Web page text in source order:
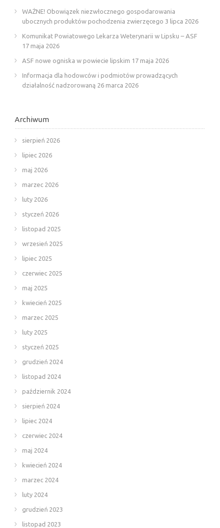
WAŻNE! Obowiązek niezwłocznego gospodarowania
ubocznych produktów pochodzenia zwierzęcego 3 lipca 2026
Komunikat Powiatowego Lekarza Weterynarii w Lipsku – ASF
17 maja 2026
ASF nowe ogniska w powiecie lipskim 17 maja 2026
Informacja dla hodowców i podmiotów prowadzących
działalność nadzorowaną 26 marca 2026
Archiwum
sierpień 2026
lipiec 2026
maj 2026
marzec 2026
luty 2026
styczeń 2026
listopad 2025
wrzesień 2025
lipiec 2025
czerwiec 2025
maj 2025
kwiecień 2025
marzec 2025
luty 2025
styczeń 2025
grudzień 2024
listopad 2024
październik 2024
sierpień 2024
lipiec 2024
czerwiec 2024
maj 2024
kwiecień 2024
marzec 2024
luty 2024
grudzień 2023
listopad 2023